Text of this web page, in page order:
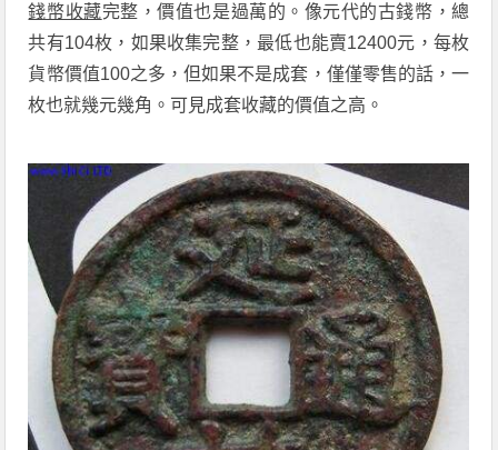
錢幣收藏完整，價值也是過萬的。像元代的古錢幣，總
共有104枚，如果收集完整，最低也能賣12400元，每枚
貨幣價值100之多，但如果不是成套，僅僅零售的話，一
枚也就幾元幾角。可見成套收藏的價值之高。